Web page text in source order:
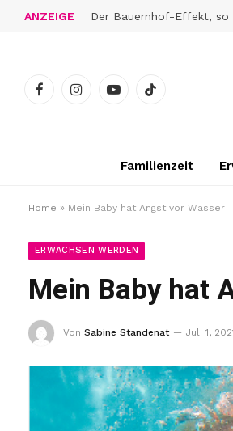
ANZEIGE
FacebookInstagramYouTubeTikTok
Familienzeit
Home » Mein Baby hat Angst vor Wasser
ERWACHSEN WERDEN
Mein Baby hat
Von Sabine Standenat Juli 1,